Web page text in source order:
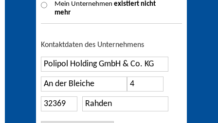
Mein Unternehmen existiert nicht
mehr
Kontaktdaten des Unternehmens